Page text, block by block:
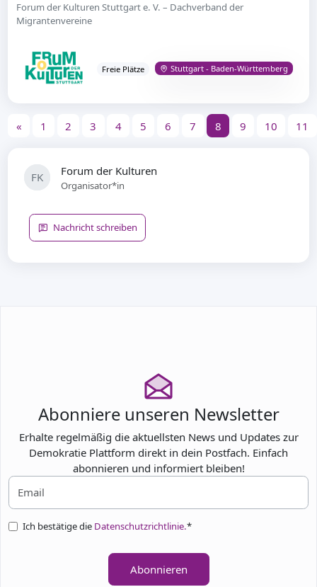
Forum der Kulturen Stuttgart e. V. – Dachverband der
Migrantenvereine
Freie Plätze Stuttgart - Baden-Württemberg
« 1 2 3 4 5 6 7 8 9 10 11
FK Forum der Kulturen
Organisator*in
Nachricht schreiben
Abonniere unseren Newsletter
Erhalte regelmäßig die aktuellsten News und Updates zur
Demokratie Plattform direkt in dein Postfach. Einfach
abonnieren und informiert bleiben!
Ich bestätige die Datenschutzrichtlinie.*
Abonnieren